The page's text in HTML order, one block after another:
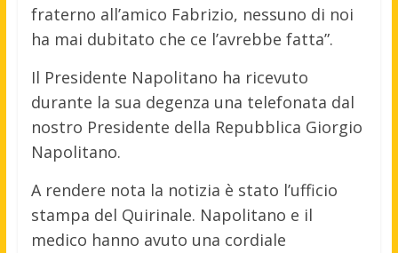
fraterno all’amico Fabrizio, nessuno di noi
ha mai dubitato che ce l’avrebbe fatta”.
Il Presidente Napolitano ha ricevuto
durante la sua degenza una telefonata dal
nostro Presidente della Repubblica Giorgio
Napolitano.
A rendere nota la notizia è stato l’ufficio
stampa del Quirinale. Napolitano e il
medico hanno avuto una cordiale